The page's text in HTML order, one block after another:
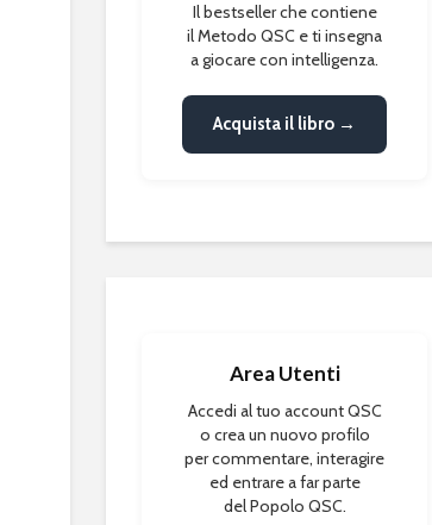
Il bestseller che contiene
il Metodo QSC e ti insegna
a giocare con intelligenza.
Acquista il libro →
Area Utenti
Accedi al tuo account QSC
o crea un nuovo profilo
per commentare, interagire
ed entrare a far parte
del Popolo QSC.